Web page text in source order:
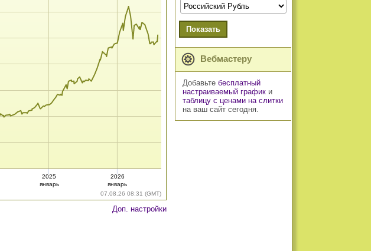
07.08.26 08:31 (GMT)
2025
январь
2026
январь
Доп. настройки
Показать
Вебмастеру
Добавьте бесплатный
настраиваемый графики
таблицу с ценами на слитки
на ваш сайт сегодня.